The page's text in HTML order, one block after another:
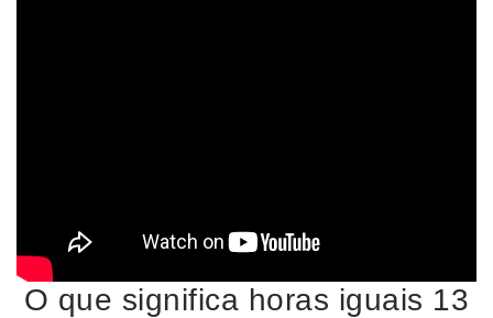
O que significa horas iguais 13